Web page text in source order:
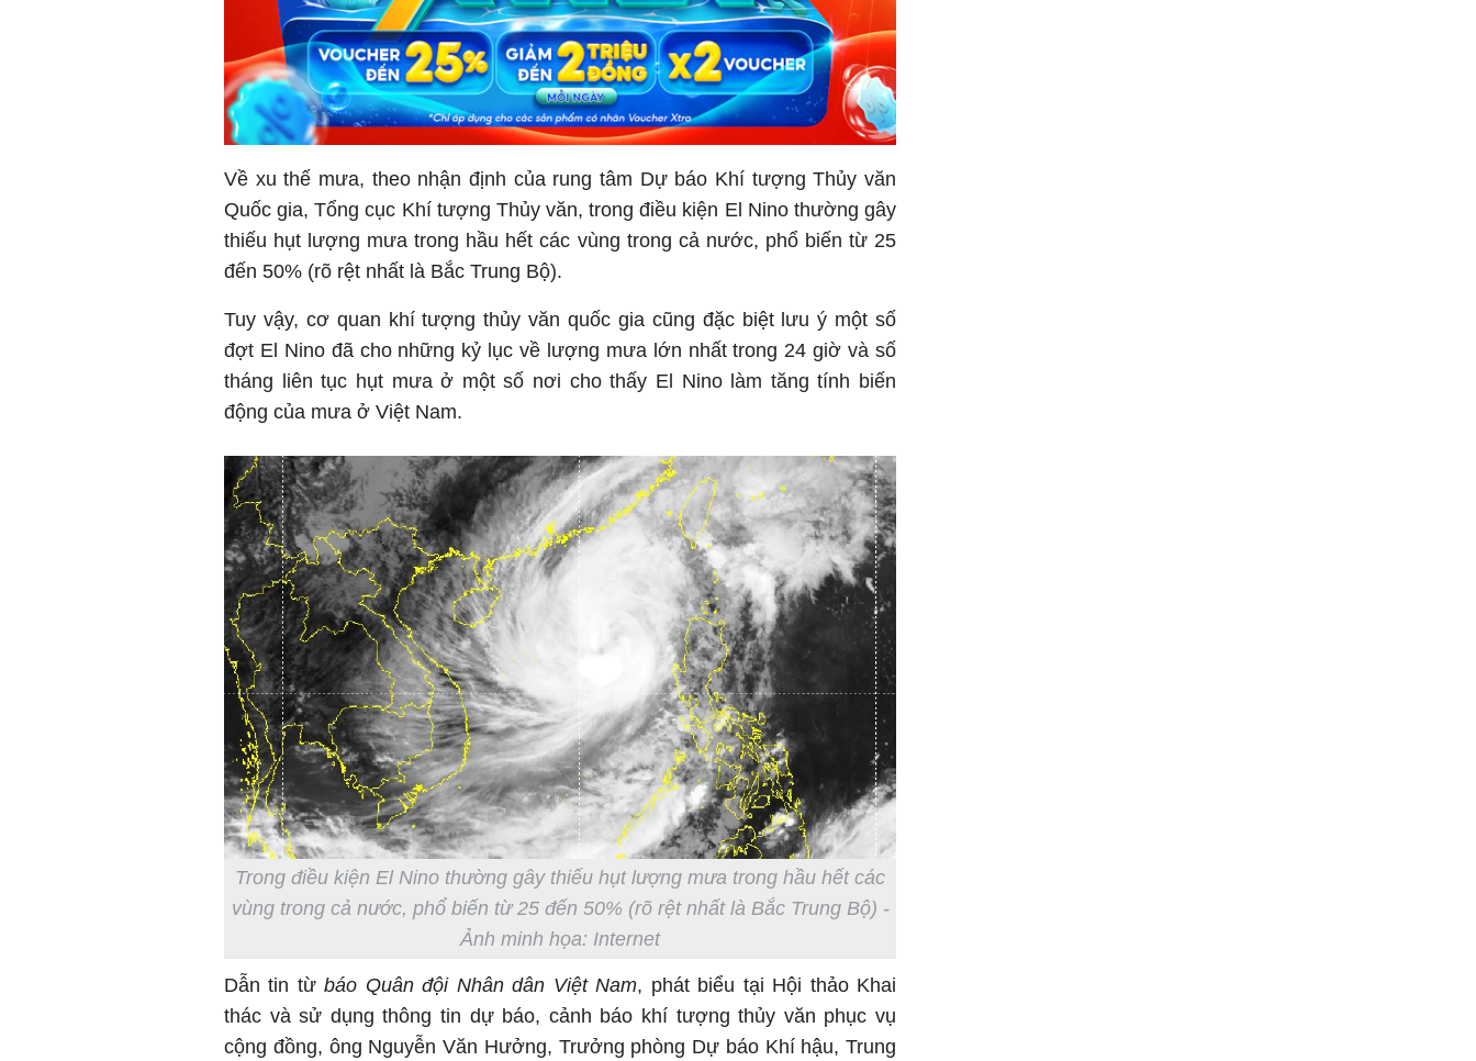
Về xu thế mưa, theo nhận định của rung tâm Dự báo Khí tượng Thủy văn
Quốc gia, Tổng cục Khí tượng Thủy văn, trong điều kiện El Nino thường gây
thiếu hụt lượng mưa trong hầu hết các vùng trong cả nước, phổ biến từ 25
đến 50% (rõ rệt nhất là Bắc Trung Bộ).
Tuy vậy, cơ quan khí tượng thủy văn quốc gia cũng đặc biệt lưu ý một số
đợt El Nino đã cho những kỷ lục về lượng mưa lớn nhất trong 24 giờ và số
tháng liên tục hụt mưa ở một số nơi cho thấy El Nino làm tăng tính biến
động của mưa ở Việt Nam.
Trong điều kiện El Nino thường gây thiếu hụt lượng mưa trong hầu hết các
vùng trong cả nước, phổ biến từ 25 đến 50% (rõ rệt nhất là Bắc Trung Bộ) -
Ảnh minh họa: Internet
Dẫn tin từbáo Quân đội Nhân dân Việt Nam, phát biểu tại Hội thảo Khai
thác và sử dụng thông tin dự báo, cảnh báo khí tượng thủy văn phục vụ
cộng đồng, ông Nguyễn Văn Hưởng, Trưởng phòng Dự báo Khí hậu, Trung